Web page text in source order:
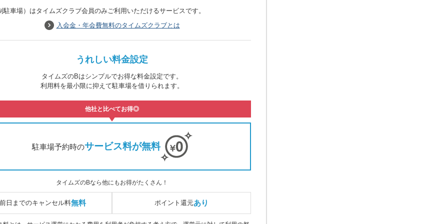
駐車場）はタイムズクラブ会員のみご利用いただけるサービスです。
入会金・年会費無料のタイムズクラブとは
うれしい料金設定
タイムズのBはシンプルでお得な料金設定です。
利用料を最小限に抑えて駐車場を借りられます。
他社と比べてお得◎
駐車場予約時のサービス料が無料
タイムズのBなら他にもお得がたくさん！
日までのキャンセル料無料 ポイント還元あり